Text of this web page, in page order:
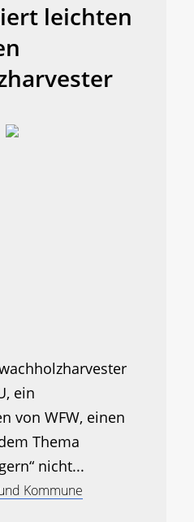
leichten
ein
von WFW, einen
Thema
nicht...
Kommune